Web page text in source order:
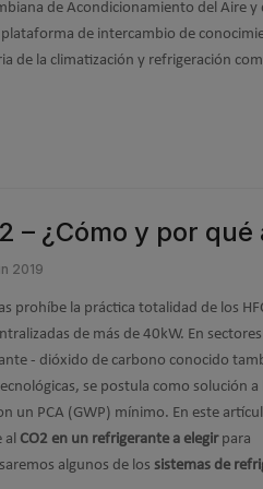
de Acondicionamiento del Aire y
de intercambio de
de la climatización y refrigeración
– ¿Cómo y por
2019
prohíbe la práctica totalidad de los
de más de 40kW. En
- dióxido de carbono conocido
se postula como solución a
un PCA (GWP) mínimo. En este
al CO2 en un refrigerante a elegir para
algunos de los sistemas de